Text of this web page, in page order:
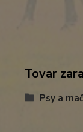
Tovar
Psy a